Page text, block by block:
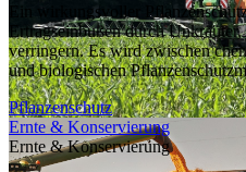
Ein wirkungsvoller
Ertragseinbußen durch
verringern. Es wird zwischen
und biologischen
Pflanzenschutz
Ernte & Konservierung
Ernte & Konservierung